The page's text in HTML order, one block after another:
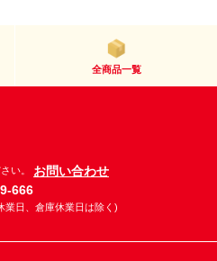
全商品一覧
い。 お問い合わせ
666
業日、倉庫休業日は除く)